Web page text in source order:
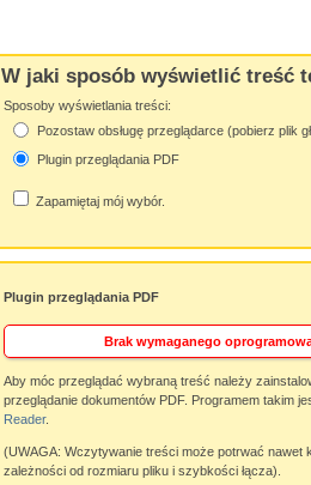
W jaki sposób wyświetlić treść
Sposoby wyświetlania treści:
Pozostaw obsługę przeglądarce (pobierz plik
Plugin przeglądania PDF
Zapamiętaj mój wybór.
Plugin przeglądania PDF
Brak wymaganego
Aby móc przeglądać wybraną treść należy
przeglądanie dokumentów PDF. Programem takim
Reader.
(UWAGA: Wczytywanie treści może potrwać nawet
zależności od rozmiaru pliku i szybkości łącza).